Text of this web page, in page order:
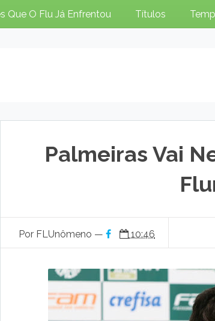
Que O Flu Já Enfrentou Títulos
Palmeiras Vai
Por FLUnômeno — 10:46